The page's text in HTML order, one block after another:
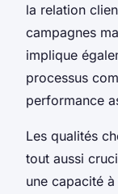
la relation
campagnes
implique
processus
performance
Les qualités
tout aussi
une capacité